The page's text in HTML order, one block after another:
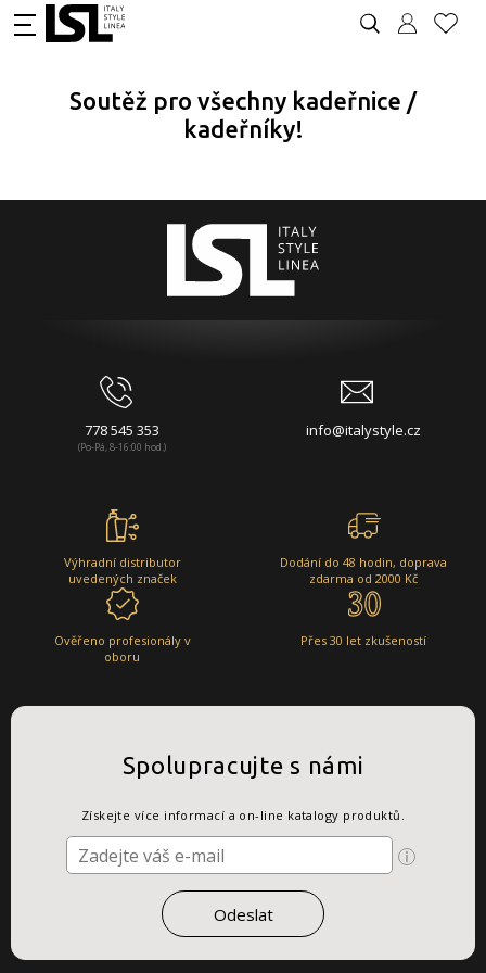
Soutěž pro všechny kadeřnice /
kadeřníky!
778 545 353
(Po-Pá, 8-16:00 hod.)
info@italystyle.cz
Výhradní distributor
uvedených značek
Dodání do 48 hodin, doprava
zdarma od 2000 Kč
Ověřeno profesionály v
oboru
Přes 30 let zkušeností
Spolupracujte s námi
Získejte více informací a on-line katalogy produktů.